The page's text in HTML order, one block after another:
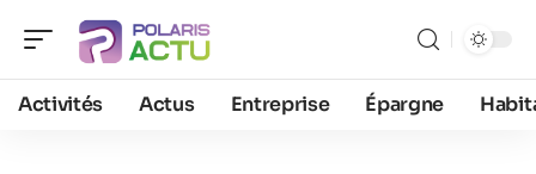
Activités Actus Entreprise Épargne